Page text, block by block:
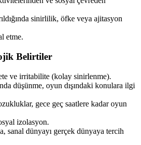
sinirlilik, öfke veya ajitasyon
etme.
Belirtiler
ve irritabilite (kolay sinirlenme).
düşünme, oyun dışındaki konulara ilgi
gece geç saatlere kadar oyun
izolasyon.
sanal dünyayı gerçek dünyaya tercih